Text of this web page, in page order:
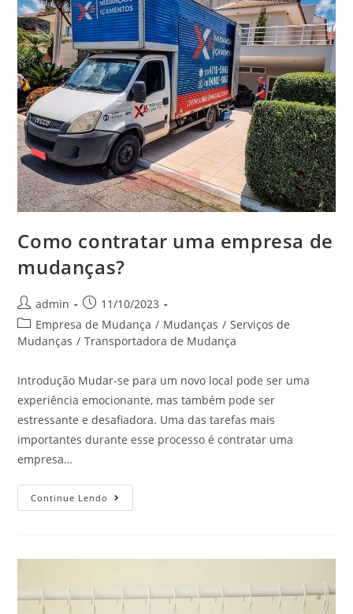
Como contratar uma empresa de
mudanças?
admin
11/10/2023
Empresa de Mudança / Mudanças / Serviços de
Mudanças / Transportadora de Mudança
Introdução Mudar-se para um novo local pode ser uma
experiência emocionante, mas também pode ser
estressante e desafiadora. Uma das tarefas mais
importantes durante esse processo é contratar uma
empresa…
Continue Lendo